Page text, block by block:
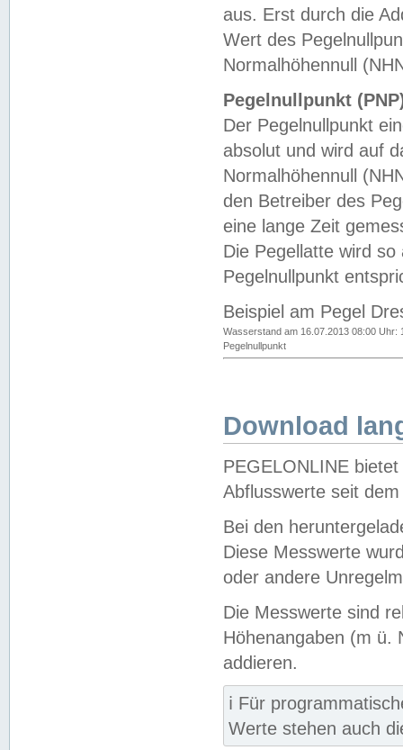
aus. Erst durch die
Wert des
Normalhöhennull
Pegelnullpunkt
Der Pegelnullpunkt
absolut und wird auf
Normalhöhennull
den Betreiber des
eine lange Zeit
Die Pegellatte wird
Pegelnullpunkt
Beispiel am Pegel
Wasserstand am 16.07.2013 08:00 Uhr:
Pegelnullpunkt
Download
PEGELONLINE
Abflusswerte seit
Bei den
Diese Messwerte
oder andere
Die Messwerte sind
Höhenangaben (m ü.
addieren.
ℹ️ Für
Werte stehen auch